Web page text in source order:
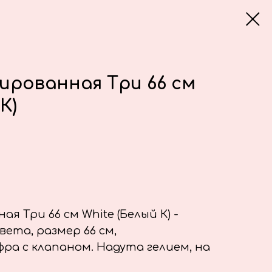
Три 66 см
Три 66 см White (Белый К) -
размер 66 см,
с клапаном. Надута гелием, на